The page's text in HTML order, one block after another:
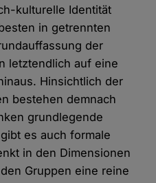
kulturelle Identität
in getrennten
der
letztendlich auf eine
Hinsichtlich der
bestehen demnach
grundlegende
es auch formale
in den Dimensionen
Gruppen eine reine